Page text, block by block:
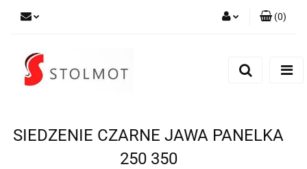
(0)
SIEDZENIE CZARNE JAWA PANELKA
250 350